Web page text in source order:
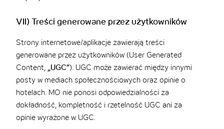
VII) Treści generowane przez użytkowników
Strony internetowe/aplikacje zawierają treści
generowane przez użytkowników (User Generated
Content, „UGC” ). UGC może zawierać między innymi
posty w mediach społecznościowych oraz opinie o
hotelach. MO nie ponosi odpowiedzialności za
dokładność, kompletność i rzetelność UGC ani za
opinie wyrażone w UGC.